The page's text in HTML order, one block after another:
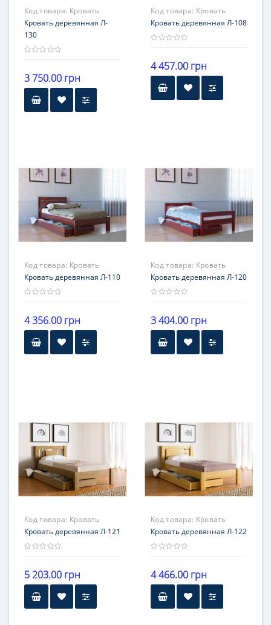
Код товара: Кровать
деревянная Л- 130
Кровать деревянная Л-
130
3 750.00 грн
Код товара: Кровать
деревянная Л-108
Кровать деревянная Л-108
4 457.00 грн
Код товара: Кровать
деревянная Л-110
Кровать деревянная Л-110
4 356.00 грн
Код товара: Кровать
деревянная Л-120
Кровать деревянная Л-120
3 404.00 грн
Код товара: Кровать
деревянная Л-121
Кровать деревянная Л-121
5 203.00 грн
Код товара: Кровать
деревянная Л-122
Кровать деревянная Л-122
4 466.00 грн